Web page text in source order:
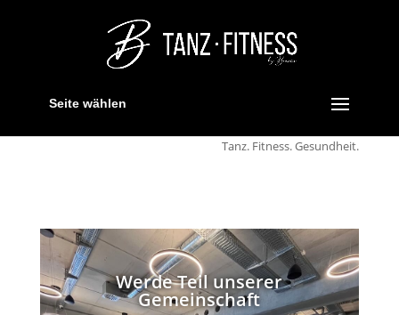
Seite wählen
Tanz. Fitness. Gesundheit.
Werde Teil unserer
Gemeinschaft